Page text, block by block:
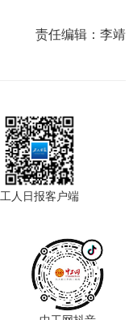
责任编辑：李靖
工人日报客户端